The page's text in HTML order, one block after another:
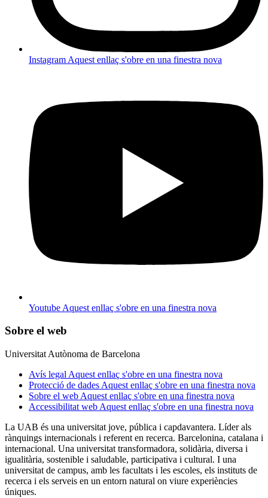
Instagram Aquest enllaç s'obre en una finestra nova
Youtube Aquest enllaç s'obre en una finestra nova
Sobre el web
Universitat Autònoma de Barcelona
Avís legal Aquest enllaç s'obre en una finestra nova
Protecció de dades Aquest enllaç s'obre en una finestra nova
Sobre el web Aquest enllaç s'obre en una finestra nova
Accessibilitat web Aquest enllaç s'obre en una finestra nova
La UAB és una universitat jove, pública i capdavantera. Líder als
rànquings internacionals i referent en recerca. Barcelonina, catalana i
internacional. Una universitat transformadora, solidària, diversa i
igualitària, sostenible i saludable, participativa i cultural. I una
universitat de campus, amb les facultats i les escoles, els instituts de
recerca i els serveis en un entorn natural on viure experiències
úniques.